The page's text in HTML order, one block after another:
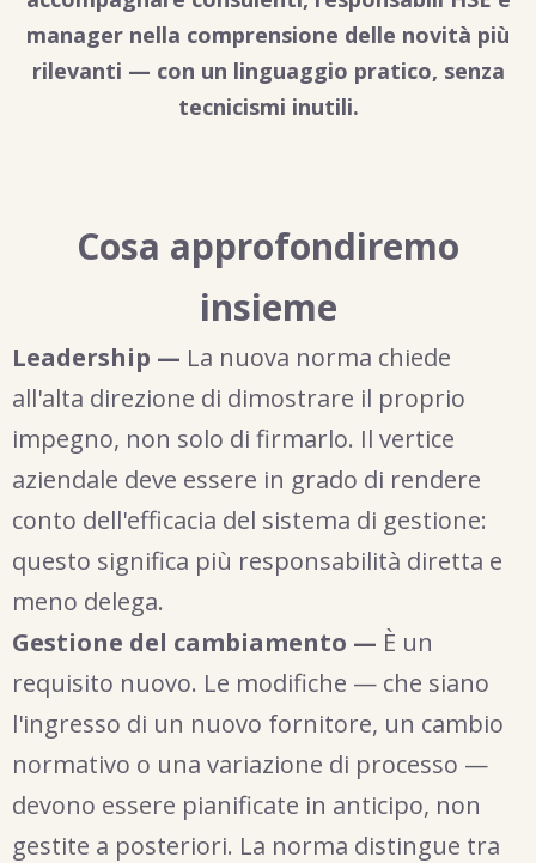
manager nella comprensione delle novità più
rilevanti — con un linguaggio pratico, senza
tecnicismi inutili.
Cosa approfondiremo
insieme
Leadership — La nuova norma chiede
all'alta direzione di dimostrare il proprio
impegno, non solo di firmarlo. Il vertice
aziendale deve essere in grado di rendere
conto dell'efficacia del sistema di gestione:
questo significa più responsabilità diretta e
meno delega.
Gestione del cambiamento — È un
requisito nuovo. Le modifiche — che siano
l'ingresso di un nuovo fornitore, un cambio
normativo o una variazione di processo —
devono essere pianificate in anticipo, non
gestite a posteriori. La norma distingue tra